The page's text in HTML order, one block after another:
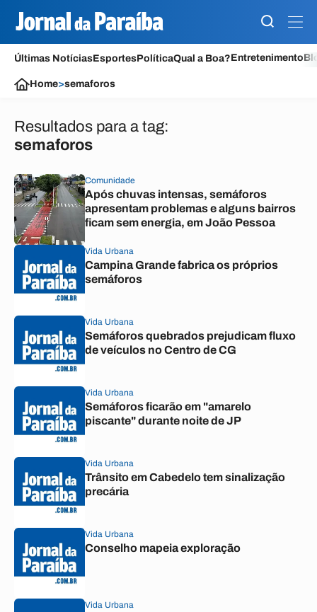
Últimas NotíciasEsportesPolíticaQual a Boa?Entretenimento
Home>semaforos
Resultados para a tag:
semaforos
Comunidade
Após chuvas intensas, semáforos
apresentam problemas e alguns bairros
ficam sem energia, em João Pessoa
Vida Urbana
Campina Grande fabrica os próprios
semáforos
Vida Urbana
Semáforos quebrados prejudicam fluxo
de veículos no Centro de CG
Vida Urbana
Semáforos ficarão em "amarelo
piscante" durante noite de JP
Vida Urbana
Trânsito em Cabedelo tem sinalização
precária
Vida Urbana
Conselho mapeia exploração
Vida Urbana